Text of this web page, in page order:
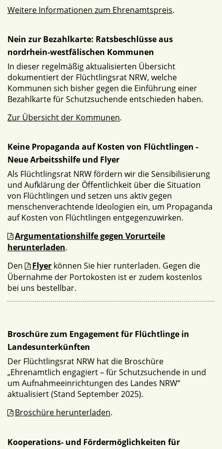
Weitere Informationen zum Ehrenamtspreis.
Nein zur Bezahlkarte: Ratsbeschlüsse aus
nordrhein-westfälischen Kommunen
In dieser regelmäßig aktualisierten Übersicht
dokumentiert der Flüchtlingsrat NRW, welche
Kommunen sich bisher gegen die Einführung einer
Bezahlkarte für Schutzsuchende entschieden haben.
Zur Übersicht der Kommunen.
Keine Propaganda auf Kosten von Flüchtlingen -
Neue Arbeitsshilfe und Flyer
Als Flüchtlingsrat NRW fördern wir die Sensibilisierung
und Aufklärung der Öffentlichkeit über die Situation
von Flüchtlingen und setzen uns aktiv gegen
menschenverachtende Ideologien ein, um Propaganda
auf Kosten von Flüchtlingen entgegenzuwirken.
Argumentationshilfe gegen Vorurteile
herunterladen.
Den
Flyer können Sie hier runterladen. Gegen die
Übernahme der Portokosten ist er zudem kostenlos
bei uns bestellbar.
Broschüre zum Engagement für Flüchtlinge in
Landesunterkünften
Der Flüchtlingsrat NRW hat die Broschüre
„Ehrenamtlich engagiert – für Schutzsuchende in und
um Aufnahmeeinrichtungen des Landes NRW“
aktualisiert (Stand September 2025).
Broschüre herunterladen.
Kooperations- und Fördermöglichkeiten für